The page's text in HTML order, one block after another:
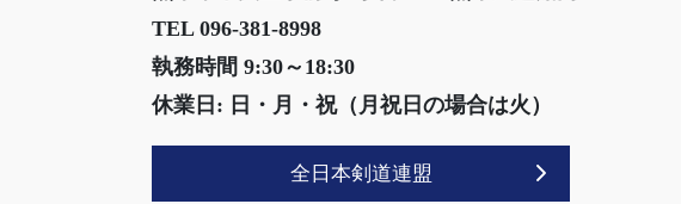
TEL 096-381-8998
執務時間 9:30～18:30
休業日: 日・月・祝（月祝日の場合は火）
全日本剣道連盟